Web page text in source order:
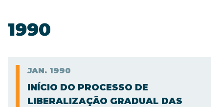
1990
JAN. 1990
INÍCIO DO PROCESSO DE
LIBERALIZAÇÃO GRADUAL DAS